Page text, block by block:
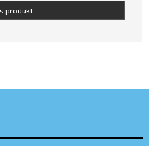
produkt